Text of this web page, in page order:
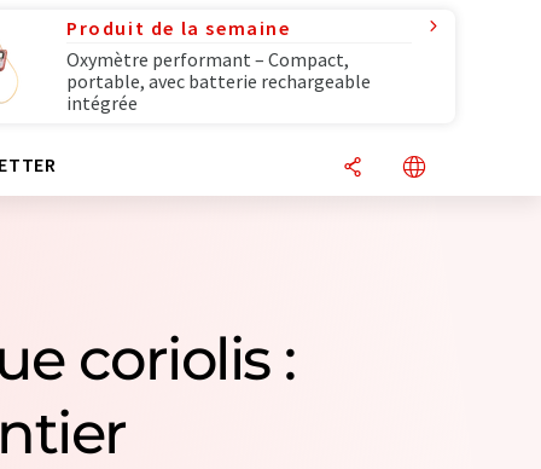
Produit de la semaine
Oxymètre performant – Compact,
portable, avec batterie rechargeable
intégrée
coriolis :